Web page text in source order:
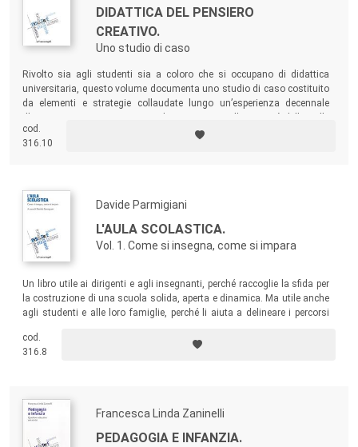
persone che collaborano nei servizi scolastici, formativi,
educativi e sociali.
Il progetto culturale della collana si fonda sulla natura
dialogica e composita del DiScuTerE, accettando la sfida
del dire (condividendo con la comunità prodotti scientifici e
culturali attenti alle problematiche e agli interessi di
insegnanti ed educatori) e dell’ascoltare (accogliendo al
suo interno progetti, esperienze, teorie implicite e voci di
quotidianamente).
Il ruolo del Comitato scientifico sarà, dunque, anche quello
di promozione, monitoraggio e valorizzazione degli eventi
didattici, educativi e culturali che animano il tessuto del
nostro territorio e di quello internazionale, grazie ai legami
con le colleghe e i colleghi stranieri e con i loro gruppi di
ricerca. L’ibridazione degli sguardi e il rigore metodologico
saranno contemporaneamente presupposti ed obiettivi di
una pedagogia in continua evoluzione e trasformazione.
Il doppio canale della versione cartacea e di quella digitale,
differenziare i linguaggi ed i prodotti, proprio nella
prospettiva di far parlare tutti, di ascoltare tutti; insomma
di DiScuTeRE. I prodotti scientifici che la collana
DIDATTICA DEL PENSIERO
CREATIVO.
Uno studio di caso
Rivolto sia agli studenti sia a coloro che si occupano di didattica
universitaria, questo volume documenta uno studio di caso costituito
da elementi e strategie collaudate lungo un’esperienza decennale
d’Aosta, nei corsi di Scienze della formazione primaria e Scienze
dell’educazione.
cod.
316.10
Davide Parmigiani
L'AULA SCOLASTICA.
Vol. 1. Come si insegna, come si impara
Un libro utile ai dirigenti e agli insegnanti, perché raccoglie la sfida per
la costruzione di una scuola solida, aperta e dinamica. Ma utile anche
agli studenti e alle loro famiglie, perché li aiuta a delineare i percorsi
della scuola e il mondo del lavoro.
cod.
316.8
Francesca Linda Zaninelli
PEDAGOGIA E INFANZIA.